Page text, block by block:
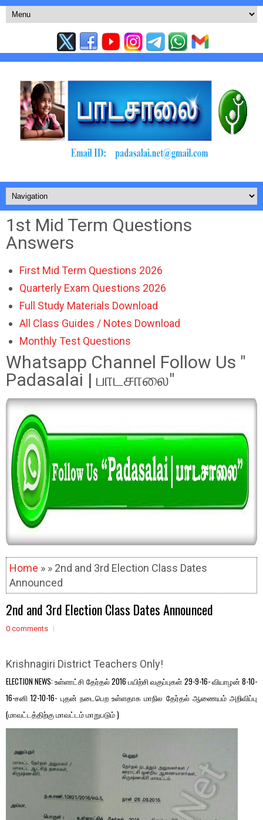
1st Mid Term Questions
Answers
First Mid Term Questions 2026
Quarterly Exam Questions 2026
Full Study Materials Download
All Class Guides / Notes Download
Monthly Test Questions
Whatsapp Channel Follow Us "
Padasalai | பாடசாலை"
Home » » 2nd and 3rd Election Class Dates
Announced
2nd and 3rd Election Class Dates Announced
0 comments
Krishnagiri District Teachers Only!
ELECTION NEWS: உள்ளாட்சி தேர்தல் 2016 பயிற்சி வகுப்புகள் 29-9-16- வியாழன் 8-10-
16-சனி 12-10-16- புதன் நடைபெற உள்ளதாக மாநில தேர்தல் ஆணையம் அறிவிப்பு
(மாவட்டத்திற்கு மாவட்டம் மாறுபடும் )